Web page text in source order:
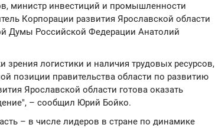
министр инвестиций и промышленности
Корпорации развития Ярославской области
Думы Российской Федерации Анатолий
зрения логистики и наличия трудовых ресурсов,
позиции правительства области по развитию
Ярославской области готова оказать
– сообщил Юрий Бойко.
– в числе лидеров в стране по динамике